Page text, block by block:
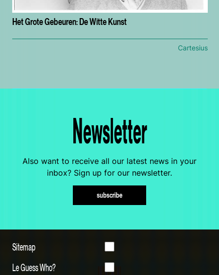
Het Grote Gebeuren: De Witte Kunst
Cartesius
Newsletter
Also want to receive all our latest news in your
inbox? Sign up for our newsletter.
subscribe
Sitemap
Le Guess Who?